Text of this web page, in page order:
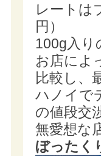
レートは
円）
100g入り
お店によ
比較し、
ハノイで
の値段交
無愛想な
ぼったく